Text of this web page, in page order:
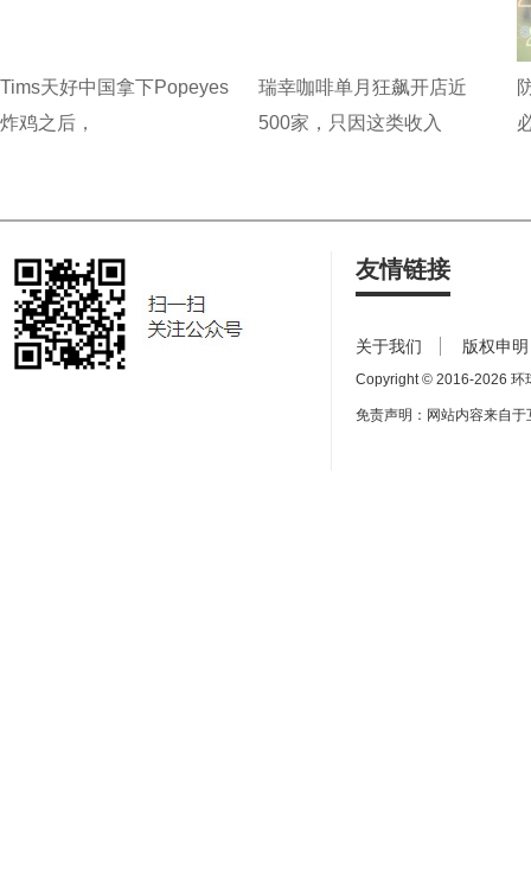
Tims天好中国拿下Popeyes
炸鸡之后，
瑞幸咖啡单月狂飙开店近
500家，只因这类收入
友情链接
关于我们 版权申明
Copyright © 2016-2026 环
免责声明：网站内容来自